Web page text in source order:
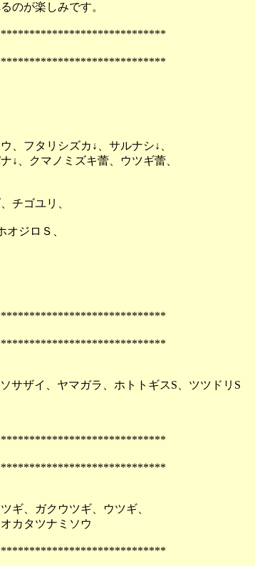
が楽しみです。
、フタリシズカ↓、サルナシ↓、
、クマノミズキ蕾、ウツギ蕾、
チゴユリ、
ジロＳ、
サザイ、ヤマガラ、ホトトギスS、ツツドリS
ギ、ガクウツギ、ウツギ、
カタツナミソウ